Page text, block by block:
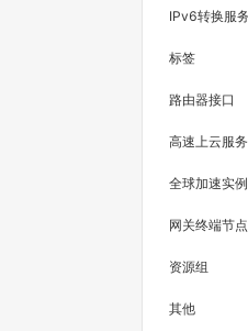
IPv6转换服务
标签
路由器接口
高速上云服务
全球加速实例
网关终端节点
资源组
其他